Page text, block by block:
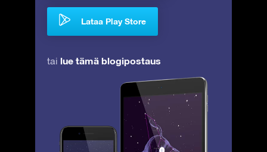
Lataa Play Store
tai lue tämä blogipostaus